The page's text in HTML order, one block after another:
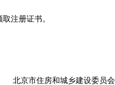
注册证书。
北京市住房和城乡建设委员会